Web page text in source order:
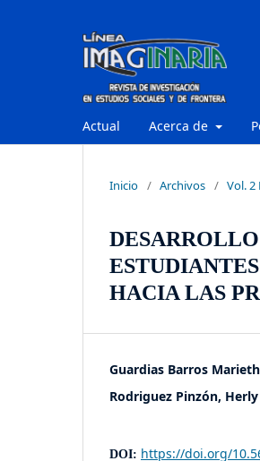
Actual Acerca de
Inicio / Archivos / Vol. 2
HACIA LAS
Guardias Barros Marieth
Rodriguez Pinzón,
DOI: https://doi.org/